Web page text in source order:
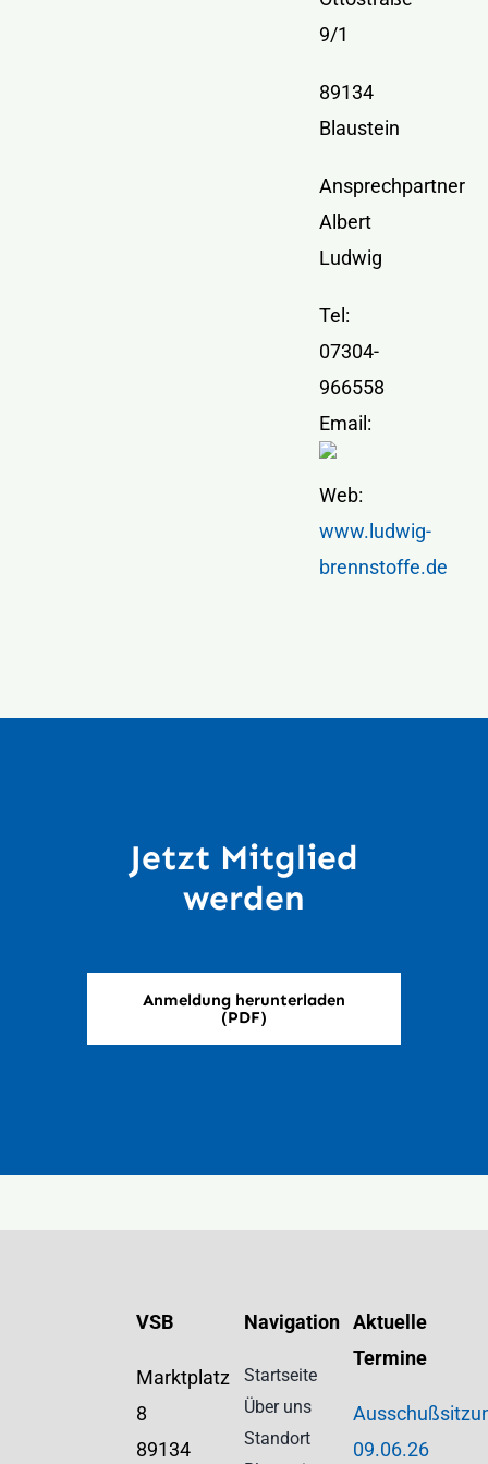
9/1
89134
Blaustein
Ansprechpartner
Albert
Ludwig
Tel:
07304-
966558
Email:
Web:
www.ludwig-
brennstoffe.de
Jetzt Mitglied
werden
Anmeldung herunterladen
(PDF)
VSB
Marktplatz
8
89134
Navigation
Startseite
Über uns
Standort
Aktuelle
Termine
09.06.26